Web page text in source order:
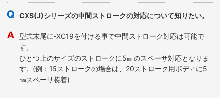
CXS(J)シリーズの中間ストロークの対応について知りたい。
型式末尾に-XC19を付ける事で中間ストローク対応は可能で
す。
ひとつ上のサイズのストロークに5㎜のスペーサ対応となりま
す。(例：15ストロークの場合は、20ストローク用ボディに5
㎜スペーサ装着)